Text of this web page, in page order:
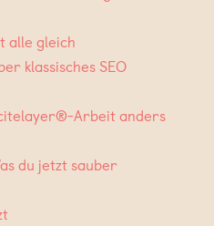
alle gleich
klassisches SEO
Arbeit anders
du jetzt sauber